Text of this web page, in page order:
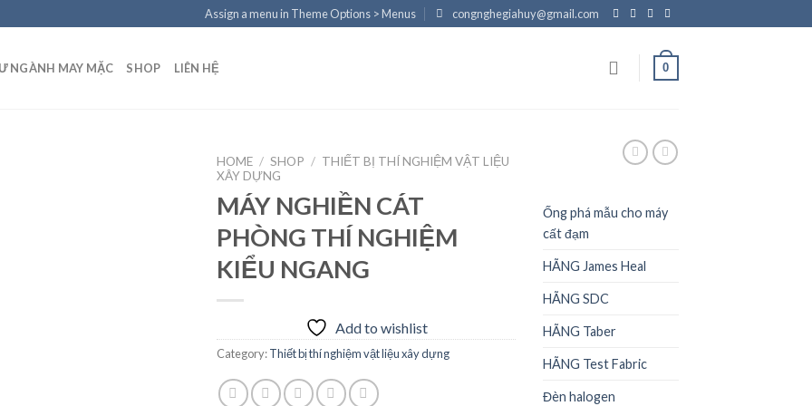
Assign a menu in Theme Options > Menus congnghegiahuy@gmail.com
NGÀNH MAY MẶC SHOP LIÊN HỆ 0
HOME / SHOP / THIẾT BỊ THÍ NGHIỆM VẬT LIỆU
XÂY DỰNG
MÁY NGHIỀN CÁT
PHÒNG THÍ NGHIỆM
KIỂU NGANG
Add to wishlist
Category:Thiết bị thí nghiệm vật liệu xây dựng
Ống phá mẫu cho máy
cất đạm
HÃNG James Heal
HÃNG SDC
HÃNG Taber
HÃNG Test Fabric
Đèn halogen